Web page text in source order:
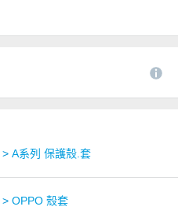
> A系列 保護殼.套
> OPPO 殼套